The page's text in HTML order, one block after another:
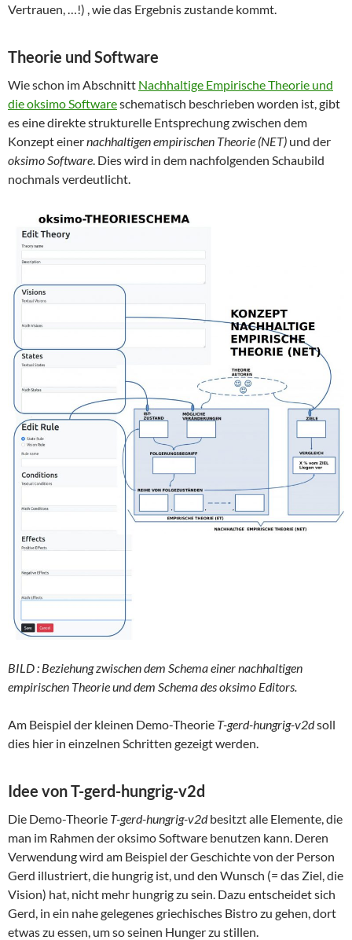
Vertrauen, …!) , wie das Ergebnis zustande kommt.
Theorie und Software
Wie schon im Abschnitt Nachhaltige Empirische Theorie und
die oksimo Softwareschematisch beschrieben worden ist, gibt
es eine direkte strukturelle Entsprechung zwischen dem
Konzept einernachhaltigen empirischen Theorie (NET) und der
oksimo Software. Dies wird in dem nachfolgenden Schaubild
nochmals verdeutlicht.
BILD : Beziehung zwischen dem Schema einer nachhaltigen
empirischen Theorie und dem Schema des oksimo Editors.
Am Beispiel der kleinen Demo-Theorie T-gerd-hungrig-v2dsoll
dies hier in einzelnen Schritten gezeigt werden.
Idee von T-gerd-hungrig-v2d
Die Demo-Theorie T-gerd-hungrig-v2dbesitzt alle Elemente, die
man im Rahmen der oksimo Software benutzen kann. Deren
Verwendung wird am Beispiel der Geschichte von der Person
Gerd illustriert, die hungrig ist, und den Wunsch (= das Ziel, die
Vision) hat, nicht mehr hungrig zu sein. Dazu entscheidet sich
Gerd, in ein nahe gelegenes griechisches Bistro zu gehen, dort
etwas zu essen, um so seinen Hunger zu stillen.